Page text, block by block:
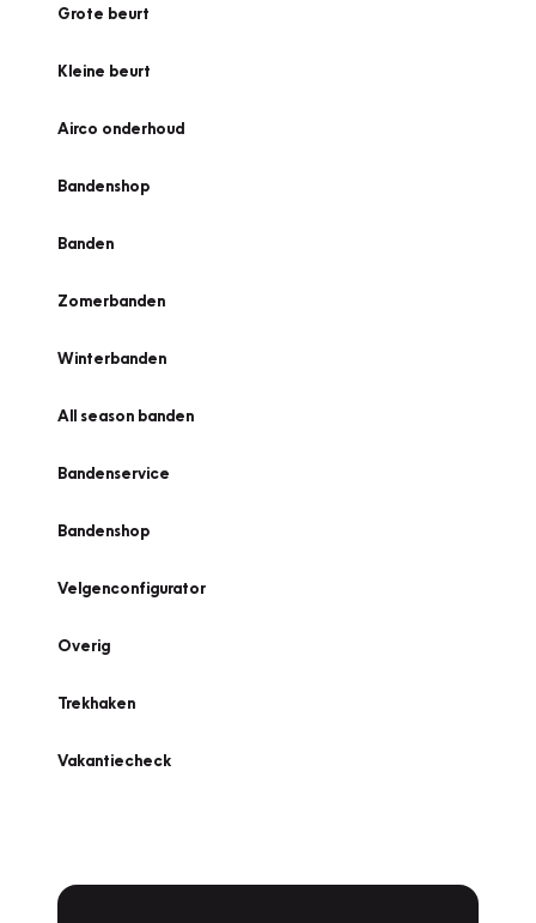
Grote beurt
Kleine beurt
Airco onderhoud
Bandenshop
Banden
Zomerbanden
Winterbanden
All season banden
Bandenservice
Bandenshop
Velgenconfigurator
Overig
Trekhaken
Vakantiecheck